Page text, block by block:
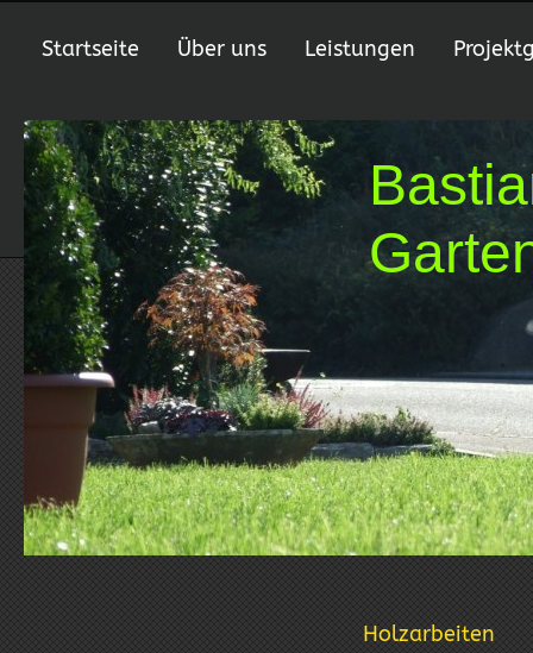
Startseite Über uns Leistungen
Holzarbeiten